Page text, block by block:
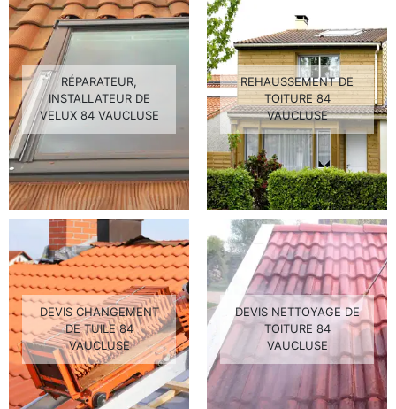
RÉPARATEUR,
INSTALLATEUR DE
VELUX 84 VAUCLUSE
REHAUSSEMENT DE
TOITURE 84
VAUCLUSE
DEVIS CHANGEMENT
DE TUILE 84
VAUCLUSE
DEVIS NETTOYAGE DE
TOITURE 84
VAUCLUSE